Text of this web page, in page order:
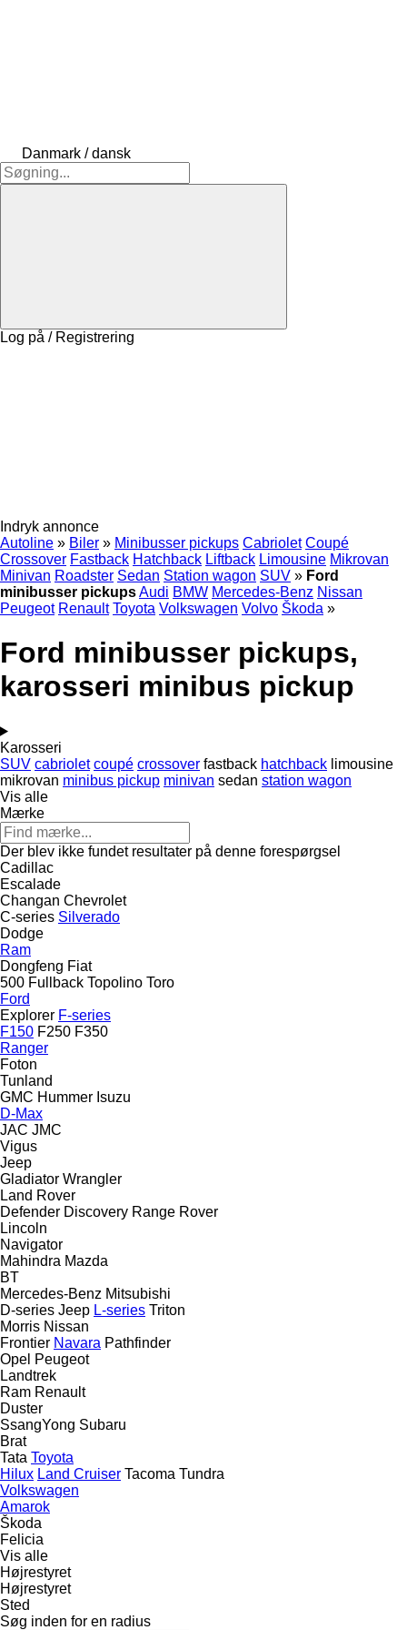
Danmark / dansk
Log på / Registrering
Indryk annonce
Autoline » Biler » Minibusser pickups Cabriolet Coupé
Crossover Fastback Hatchback Liftback Limousine Mikrovan
Minivan Roadster Sedan Station wagon SUV » Ford
minibusser pickupsAudi BMW Mercedes-Benz Nissan
Peugeot Renault Toyota Volkswagen Volvo Škoda »
Ford minibusser pickups,
karosseri minibus pickup
Karosseri
SUV cabriolet coupé crossover fastback hatchback limousine
mikrovan minibus pickup minivan sedan station wagon
Vis alle
Mærke
Der blev ikke fundet resultater på denne forespørgsel
Cadillac
Escalade
Changan Chevrolet
C-series Silverado
Dodge
Ram
Dongfeng Fiat
500 Fullback Topolino Toro
Ford
Explorer F-series
F150 F250 F350
Ranger
Foton
Tunland
GMC Hummer Isuzu
D-Max
JAC JMC
Vigus
Jeep
Gladiator Wrangler
Land Rover
Defender Discovery Range Rover
Lincoln
Navigator
Mahindra Mazda
BT
Mercedes-Benz Mitsubishi
D-series Jeep L-series Triton
Morris Nissan
Frontier Navara Pathfinder
Opel Peugeot
Landtrek
Ram Renault
Duster
SsangYong Subaru
Brat
Tata Toyota
Hilux Land Cruiser Tacoma Tundra
Volkswagen
Amarok
Škoda
Felicia
Vis alle
Højrestyret
Højrestyret
Sted
Søg inden for en radius